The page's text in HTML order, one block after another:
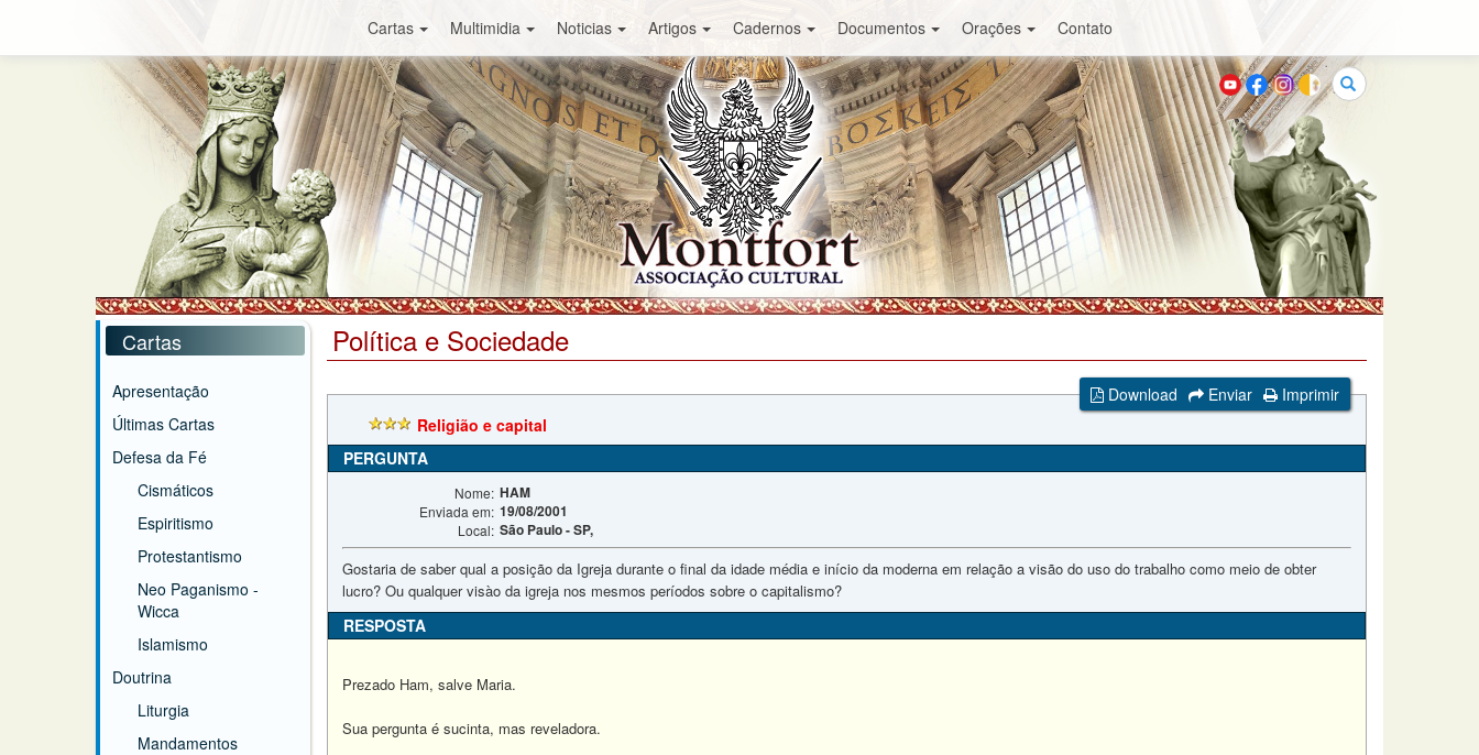
Cartas Multimidia Noticias Artigos Cadernos Documentos Orações Contato
Buscar
Cartas
Apresentação
Últimas Cartas
Defesa da Fé
Cismáticos
Espiritismo
Protestantismo
Neo Paganismo -
Wicca
Islamismo
Doutrina
Liturgia
Mandamentos
Política e Sociedade
Download Enviar
Imprimir
Religião e capital
PERGUNTA
Nome: HAM
Enviada em: 19/08/2001
Local: São Paulo - SP,
Gostaria de saber qual a posição da Igreja durante o final da idade média e início da moderna em relação a visão do uso do trabalho como meio de obter
lucro? Ou qualquer visào da igreja nos mesmos períodos sobre o capitalismo?
RESPOSTA
Prezado Ham, salve Maria.
Sua pergunta é sucinta, mas reveladora.